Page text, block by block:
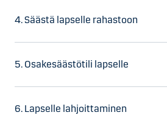
4. Säästä lapselle rahastoon
5. Osakesäästötili lapselle
6. Lapselle lahjoittaminen